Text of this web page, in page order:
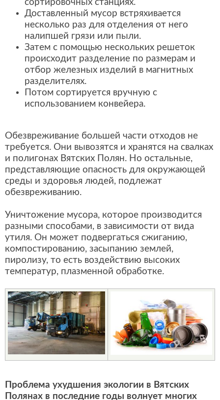
сортировочных станциях.
Доставленный мусор встряхивается
несколько раз для отделения от него
налипшей грязи или пыли.
Затем с помощью нескольких решеток
происходит разделение по размерам и
отбор железных изделий в магнитных
разделителях.
Потом сортируется вручную с
использованием конвейера.
Обезвреживание большей части отходов не
требуется. Они вывозятся и хранятся на свалках
и полигонах Вятских Полян. Но остальные,
представляющие опасность для окружающей
среды и здоровья людей, подлежат
обезвреживанию.
Уничтожение мусора, которое производится
разными способами, в зависимости от вида
утиля. Он может подвергаться сжиганию,
компостированию, засыпанию землей,
пиролизу, то есть воздействию высоких
температур, плазменной обработке.
Проблема ухудшения экологии в Вятских
Полянах в последние годы волнует многих